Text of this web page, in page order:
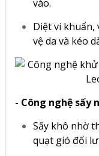
vào.
Diệt vi khuẩn,
vệ da và kéo
- Công nghệ sấy
Sấy khô nhờ
quạt gió đối